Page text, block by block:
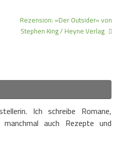
Rezension: »Der Outsider« von
Stephen King / Heyne Verlag
Ich schreibe Romane,
auch Rezepte und